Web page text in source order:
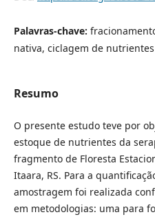
Palavras-chave:
nativa, ciclagem de nutrientes
Resumo
O presente estudo teve por
estoque de nutrientes da
fragmento de Floresta
Itaara, RS. Para a
amostragem foi realizada
em metodologias: uma para